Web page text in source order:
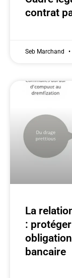
contrat
Seb Marchand
La
:
bancaire